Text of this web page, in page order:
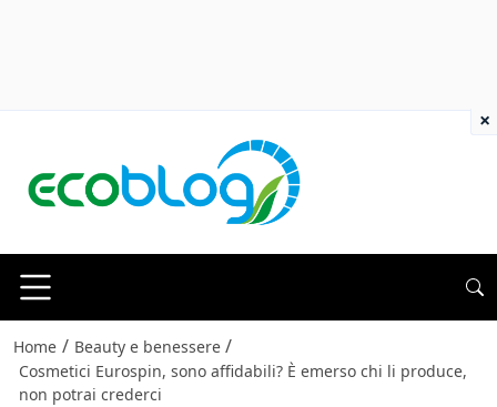
Home / Beauty e benessere /
Cosmetici Eurospin, sono affidabili? È emerso chi li produce,
non potrai crederci
×